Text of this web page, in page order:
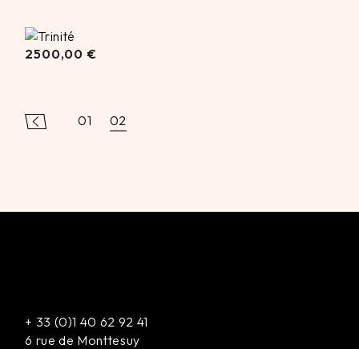
2500,00
2500,00 €
01 02
+ 33 (0)1 40 62 92 41
6 rue de Monttesuy